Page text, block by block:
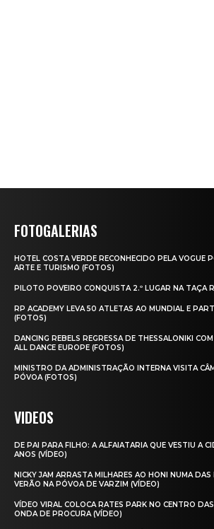
FOTOGALERIAS
HOTEL COSTA VERDE RECONHECIDO PELA VOGUE
ARTE E TURISMO (FOTOS)
PILOTO POVEIRO CONQUISTA 2.º LUGAR NA TAÇA
RP ACADEMY LEVA 50 ATLETAS AO MUNDIAL E
(FOTOS)
DANCING REBELS REGRESSA DE THESSALONIKI
ALL DANCE EUROPE (FOTOS)
MINISTRO DA ADMINISTRAÇÃO INTERNA VISITA
PÓVOA (FOTOS)
VIDEOS
DE PAI PARA FILHO: A ALFAIATARIA QUE VESTIU A
ANOS (VÍDEO)
NICKY JAM ARRASTA MILHARES AO HONI NUMA
VERÃO NA PÓVOA DE VARZIM (VÍDEO)
VÍDEO VIRAL COLOCA RATES PARK NO CENTRO
ONDA DE PROCURA (VÍDEO)